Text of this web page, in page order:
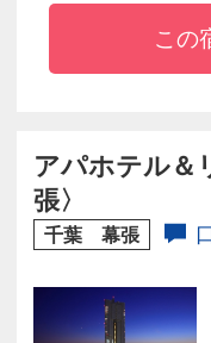
から3駅16分♪
★幕張メッセへ
に増床！
★地元の方にもご
ン「ラ・フォーレ
この
アパホテル＆
張〉
千葉 幕張